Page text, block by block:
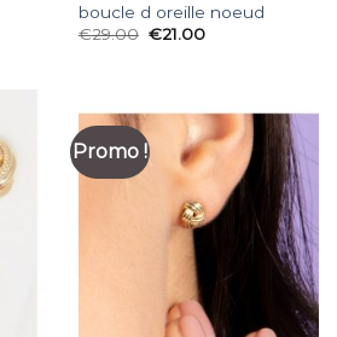
boucle d oreille noeud
€29.00 €21.00
Promo !